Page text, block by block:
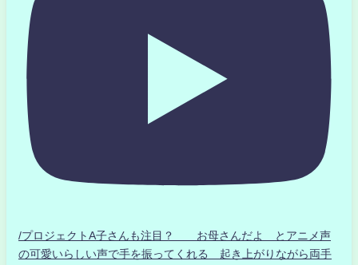
/プロジェクトA子さんも注目？ お母さんだよ とアニメ声
の可愛いらしい声で手を振ってくれる 起き上がりながら両手